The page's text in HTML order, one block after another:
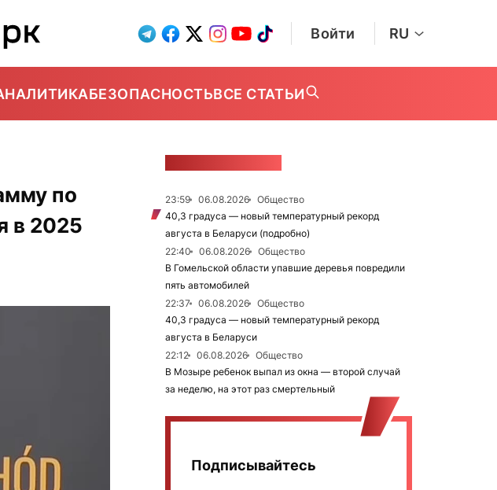
Войти RU
БЕЗОПАСНОСТЬВСЕ СТАТЬИ
по
в 2025
23:59 06.08.2026
Общество
40,3 градуса — новый температурный рекорд
августа в Беларуси (подробно)
22:40
06.08.2026
Общество
В Гомельской области упавшие деревья повредили
пять автомобилей
22:37
06.08.2026
Общество
40,3 градуса — новый температурный рекорд
августа в Беларуси
22:12
06.08.2026
Общество
В Мозыре ребенок выпал из окна — второй случай
за неделю, на этот раз смертельный
Подписывайтесь